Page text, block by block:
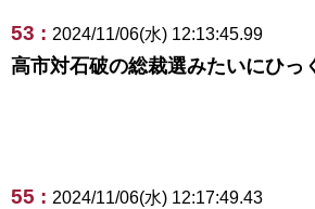
53 : 2024/11/06(水) 12:13:45.99
高市対石破の総裁選みたいにひっ
55 : 2024/11/06(水) 12:17:49.43